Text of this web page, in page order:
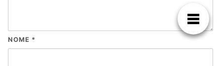
NOME *